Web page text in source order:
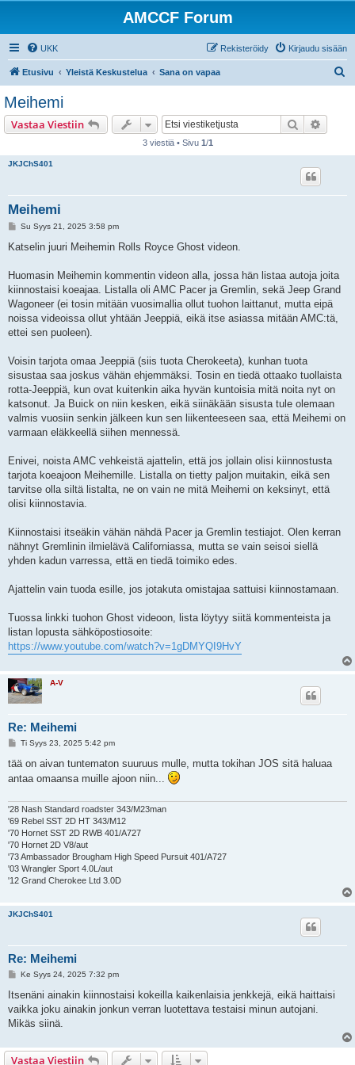
AMCCF Forum
UKK Kirjaudu sisään
Rekisteröidy
Etusivu Yleistä Keskustelua Sana on vapaa
Meihemi
Vastaa Viestiin Etsi
3 viestiä • Sivu 1/1
JKJChS401
Meihemi
V
e
Su Syys 21, 2025 3:58 pm
Katselin juuri Meihemin Rolls Royce Ghost videon.
Huomasin Meihemin kommentin videon alla, jossa hän listaa autoja joita
kiinnostaisi koeajaa. Listalla oli AMC Pacer ja Gremlin, sekä Jeep Grand
Wagoneer (ei tosin mitään vuosimallia ollut tuohon laittanut, mutta eipä
noissa videoissa ollut yhtään Jeeppiä, eikä itse asiassa mitään AMC:tä,
ettei sen puoleen).
Voisin tarjota omaa Jeeppiä (siis tuota Cherokeeta), kunhan tuota
sisustaa saa joskus vähän ehjemmäksi. Tosin en tiedä ottaako tuollaista
rotta-Jeeppiä, kun ovat kuitenkin aika hyvän kuntoisia mitä noita nyt on
katsonut. Ja Buick on niin kesken, eikä siinäkään sisusta tule olemaan
valmis vuosiin senkin jälkeen kun sen liikenteeseen saa, että Meihemi on
varmaan eläkkeellä siihen mennessä.
Enivei, noista AMC vehkeistä ajattelin, että jos jollain olisi kiinnostusta
tarjota koeajoon Meihemille. Listalla on tietty paljon muitakin, eikä sen
tarvitse olla siltä listalta, ne on vain ne mitä Meihemi on keksinyt, että
olisi kiinnostavia.
Kiinnostaisi itseäkin vähän nähdä Pacer ja Gremlin testiajot. Olen kerran
nähnyt Gremlinin ilmielävä Californiassa, mutta se vain seisoi siellä
yhden kadun varressa, että en tiedä toimiko edes.
Ajattelin vain tuoda esille, jos jotakuta omistajaa sattuisi kiinnostamaan.
Tuossa linkki tuohon Ghost videoon, lista löytyy siitä kommenteista ja
listan lopusta sähköpostiosoite:
https://www.youtube.com/watch?v=1gDMYQI9HvY
A-V
Re: Meihemi
V
e
t
Ti Syys 23, 2025 5:42 pm
tää on aivan tuntematon suuruus mulle, mutta tokihan JOS sitä haluaa
antaa omaansa muille ajoon niin...
'28 Nash Standard roadster 343/M23man
'69 Rebel SST 2D HT 343/M12
'70 Hornet SST 2D RWB 401/A727
'70 Hornet 2D V8/aut
'73 Ambassador Brougham High Speed Pursuit 401/A727
'03 Wrangler Sport 4.0L/aut
'12 Grand Cherokee Ltd 3.0D
JKJChS401
Re: Meihemi
V
e
t
i
Ke Syys 24, 2025 7:32 pm
Itsenäni ainakin kiinnostaisi kokeilla kaikenlaisia jenkkejä, eikä haittaisi
vaikka joku ainakin jonkun verran luotettava testaisi minun autojani.
Mikäs siinä.
Vastaa Viestiin